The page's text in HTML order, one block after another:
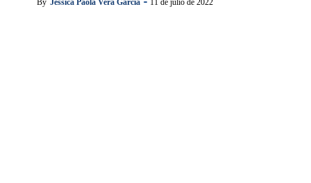
By Jessica Paola Vera García 11 de julio de 2022